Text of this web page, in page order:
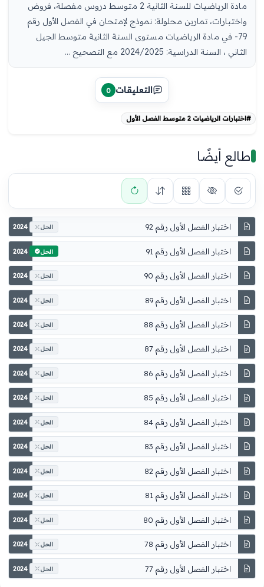
مادة الرياضيات للسنة الثانية 2 متوسط دروس مفصلة، فروض
واختبارات، تمارين محلولة: نموذج لإمتحان في الفصل الأول رقم
79- في مادة الرياضيات مستوى السنة الثانية متوسط الجيل
الثاني ، السنة الدراسية: 2024/2025 مع التصحيح ...
التعليقات 0
#اختبارات الرياضيات 2 متوسط الفصل الأول
طالع أيضًا
اختبار الفصل الأول رقم 92 2024 الحل
اختبار الفصل الأول رقم 91 2024 الحل
اختبار الفصل الأول رقم 90 2024 الحل
اختبار الفصل الأول رقم 89 2024 الحل
اختبار الفصل الأول رقم 88 2024 الحل
اختبار الفصل الأول رقم 87 2024 الحل
اختبار الفصل الأول رقم 86 2024 الحل
اختبار الفصل الأول رقم 85 2024 الحل
اختبار الفصل الأول رقم 84 2024 الحل
اختبار الفصل الأول رقم 83 2024 الحل
اختبار الفصل الأول رقم 82 2024 الحل
اختبار الفصل الأول رقم 81 2024 الحل
اختبار الفصل الأول رقم 80 2024 الحل
اختبار الفصل الأول رقم 78 2024 الحل
اختبار الفصل الأول رقم 77 2024 الحل